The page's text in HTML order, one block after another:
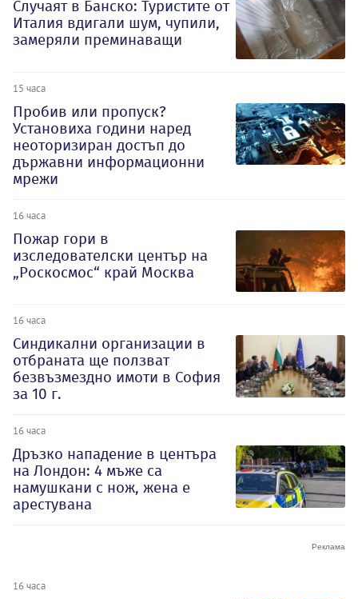
Случаят в Банско: Туристите от
Италия вдигали шум, чупили,
замеряли преминаващи
15 часа
Пробив или пропуск?
Установиха години наред
неоторизиран достъп до
държавни информационни
мрежи
16 часа
Пожар гори в
изследователски център на
„Роскосмос“ край Москва
16 часа
Синдикални организации в
отбраната ще ползват
безвъзмездно имоти в София
за 10 г.
16 часа
Дръзко нападение в центъра
на Лондон: 4 мъже са
намушкани с нож, жена е
арестувана
16 часа